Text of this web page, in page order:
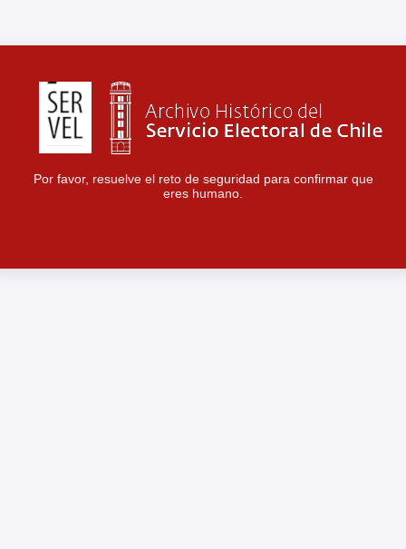
Por favor, resuelve el reto de seguridad para confirmar que
eres humano.